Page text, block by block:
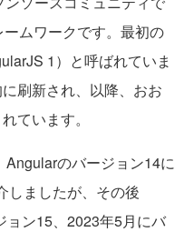
ムワークです。最初の
1）と呼ばれていま
刷新され、以降、おお
ています。
Angularのバージョン14に
しましたが、その後
ン15、2023年5月にバ